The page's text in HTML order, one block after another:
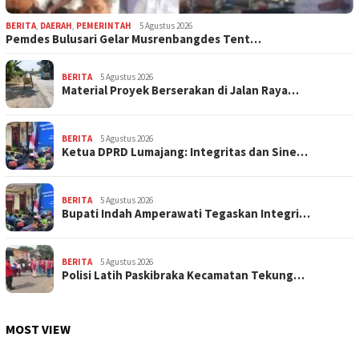
BERITA DAERAH PEMERINTAH 5 Agustus 2026
Pemdes Bulusari Gelar Musrenbangdes Tent…
BERITA 5 Agustus 2026
Material Proyek Berserakan di Jalan Raya…
BERITA 5 Agustus 2026
Ketua DPRD Lumajang: Integritas dan Sine…
BERITA 5 Agustus 2026
Bupati Indah Amperawati Tegaskan Integri…
BERITA 5 Agustus 2026
Polisi Latih Paskibraka Kecamatan Tekung…
MOST VIEW